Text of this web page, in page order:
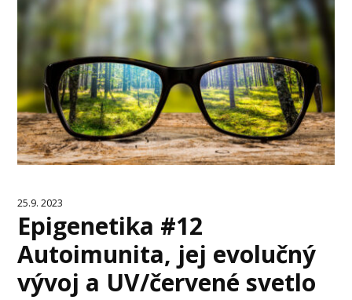
25.9. 2023
Epigenetika #12
Autoimunita, jej evolučný
vývoj a UV/červené svetlo